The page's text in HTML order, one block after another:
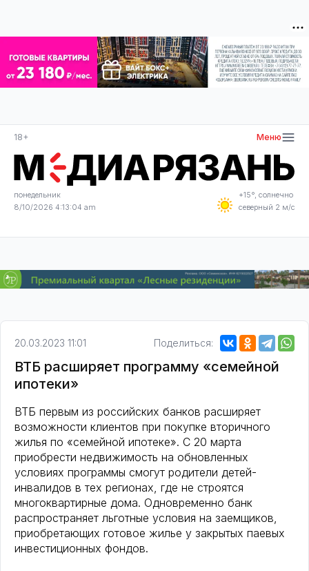
18+ Меню
понедельник
8/10/2026 4:13:04 am
+15°, солнечно
северный 2 м/с
20.03.2023 11:01 Поделиться:
ВТБ расширяет программу «семейной
ипотеки»
ВТБ первым из российских банков расширяет
возможности клиентов при покупке вторичного
жилья по «семейной ипотеке». С 20 марта
приобрести недвижимость на обновленных
условиях программы смогут родители детей-
инвалидов в тех регионах, где не строятся
многоквартирные дома. Одновременно банк
распространяет льготные условия на заемщиков,
приобретающих готовое жилье у закрытых паевых
инвестиционных фондов.